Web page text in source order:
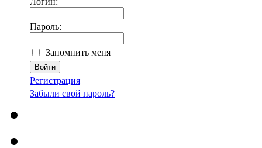
Пароль:
Запомнить меня
Регистрация
Забыли свой пароль?